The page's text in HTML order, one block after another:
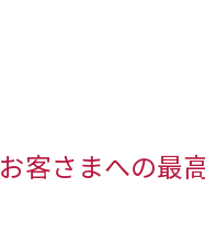
お客さまへの最